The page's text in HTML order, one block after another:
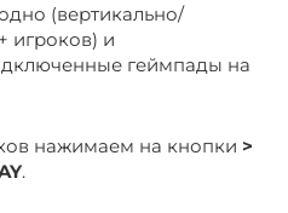
(вертикально/
игроков) и
геймпады на
нажимаем на кнопки >
.